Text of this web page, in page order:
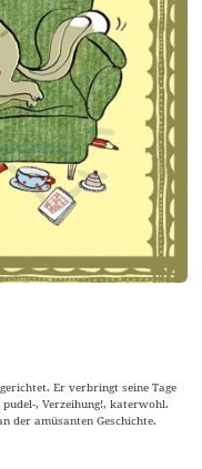
Er verbringt seine Tage
, Verzeihung!, katerwohl.
der amüsanten Geschichte.